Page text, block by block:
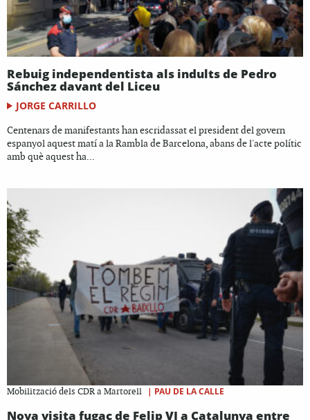
Rebuig independentista als indults de Pedro
Sánchez davant del Liceu
JORGE CARRILLO
Centenars de manifestants han escridassat el president del govern
espanyol aquest matí a la Rambla de Barcelona, abans de l'acte polític
amb què aquest ha...
Mobilització dels CDR a Martorell | PAU DE LA CALLE
Nova visita fugaç de Felip VI a Catalunya entre